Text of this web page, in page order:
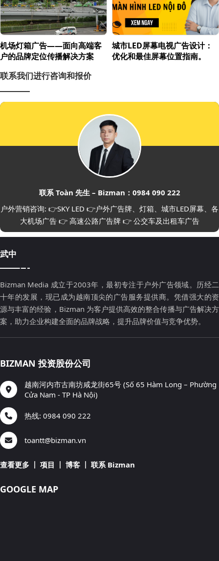
机场灯箱广告——面向高端客
户的品牌定位传播解决方案
城市LED屏幕电视广告设计：
优化和最佳屏幕位置指南。
联系我们进行咨询和报价
联系 Toàn 先生 – Bizman：0984 090 222
户外营销咨询: 👉SKY LED 👉户外广告牌、灯箱、城市LED屏幕、各
大机场广告 👉 高速公路广告牌 👉 公交车及出租车广告
武中
Bizman Media 成立于2003年，最初专注于户外广告领域。历经二
十年的发展，现已成为越南顶尖的广告服务提供商。凭借强大的资
源与丰富的经验，Bizman 为客户提供高效的整合传播与广告解决方
案，助力企业构建全面的品牌战略，提升品牌价值与竞争优势。
BIZMAN 投资股份公司
越南河内市古南坊咸龙街65号 (Số 65 Hàm Long – Phường
Cửa Nam - TP Hà Nội)
热线: 0984 090 222
toantt@bizman.vn
查看更多 项目 博客 联系 Bizman
GOOGLE MAP